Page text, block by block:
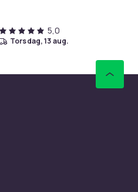
5,0
torsdag, 13 aug.